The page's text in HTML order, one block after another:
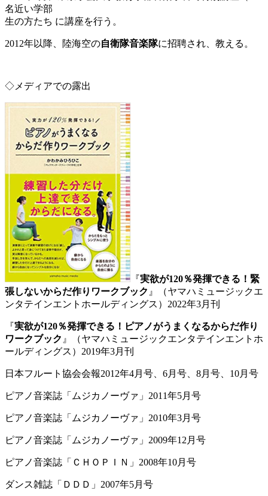
名近い学部
生の方たち に講座を行う。
2012年以降、陸海空の自衛隊音楽隊に招聘され、教える。
◇メディアでの露出
『実欲が120％発揮できる！緊
張しないからだ作りワークブック 』（ヤマハミュージックエ
ンタテインエントホールディングス）2022年3月刊
『実欲が120％発揮できる！ピアノがうまくなるからだ作り
ワークブック 』（ヤマハミュージックエンタテインエントホ
ールディングス）2019年3月刊
日本フルート協会会報2012年4月号、6月号、8月号、10月号
ピアノ音楽誌「ムジカノーヴァ」2011年5月号
ピアノ音楽誌「ムジカノーヴァ」2010年3月号
ピアノ音楽誌「ムジカノーヴァ」2009年12月号
ピアノ音楽誌「ＣＨＯＰＩＮ」2008年10月号
ダンス雑誌「ＤＤＤ」2007年5月号